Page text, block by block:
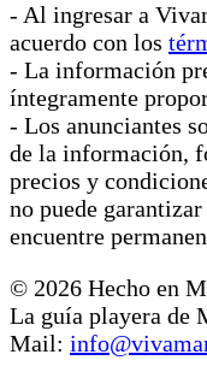
- Al ingresar a
acuerdo con los
- La información
íntegramente
- Los anunciantes
de la información,
precios y
no puede
encuentre
© 2026 Hecho en
La guía playera de
Mail: